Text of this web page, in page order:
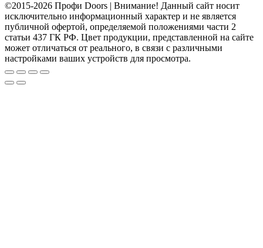
©2015-2026 Профи Doors | Внимание! Данный сайт носит
исключительно информационный характер и не является
публичной офертой, определяемой положениями части 2
статьи 437 ГК РФ. Цвет продукции, представленной на сайте
может отличаться от реального, в связи с различными
настройками ваших устройств для просмотра.